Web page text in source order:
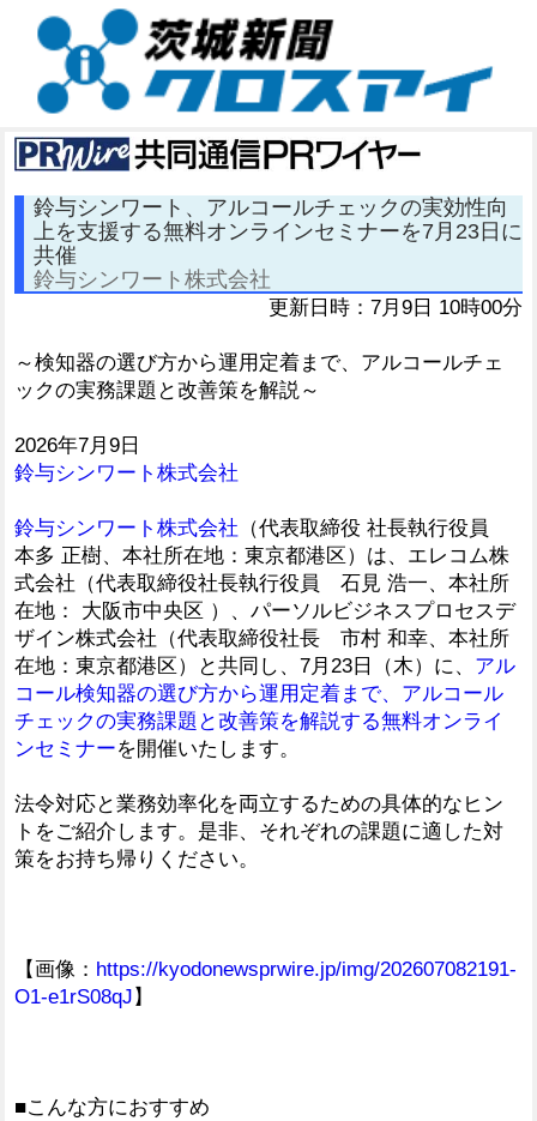
鈴与シンワート、アルコールチェックの実効性向
上を支援する無料オンラインセミナーを7月23日に
共催
鈴与シンワート株式会社
更新日時：7月9日 10時00分
～検知器の選び方から運用定着まで、アルコールチェ
ックの実務課題と改善策を解説～
2026年7月9日
鈴与シンワート株式会社
鈴与シンワート株式会社 （代表取締役 社長執行役員
本多 正樹、本社所在地：東京都港区）は、エレコム株
式会社（代表取締役社長執行役員 石見 浩一、本社所
在地： 大阪市中央区 ）、パーソルビジネスプロセスデ
ザイン株式会社（代表取締役社長 市村 和幸、本社所
在地：東京都港区）と共同し、7月23日（木）に、 アル
コール検知器の選び方から運用定着まで、アルコール
チェックの実務課題と改善策を解説する無料オンライ
ンセミナーを開催いたします。
法令対応と業務効率化を両立するための具体的なヒン
トをご紹介します。是非、それぞれの課題に適した対
策をお持ち帰りください。
【画像： https://kyodonewsprwire.jp/img/202607082191-
O1-e1rS08qJ 】
■こんな方におすすめ